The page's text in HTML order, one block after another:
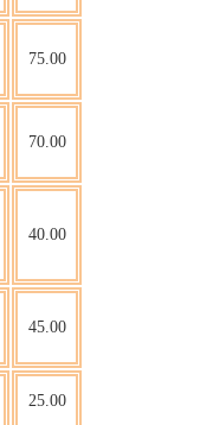
75.00
70.00
40.00
45.00
25.00